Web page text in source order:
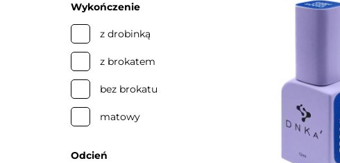
Wykończenie
z drobinką
z brokatem
bez brokatu
matowy
Odcień